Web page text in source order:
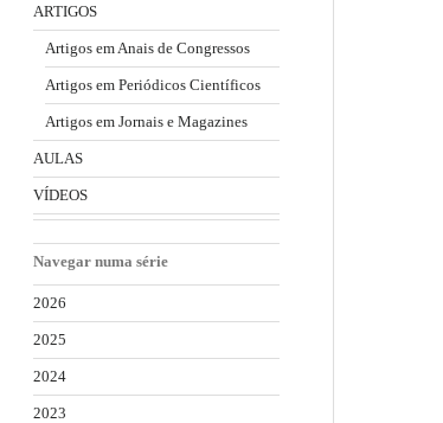
ARTIGOS
Artigos em Anais de Congressos
Artigos em Periódicos Científicos
Artigos em Jornais e Magazines
AULAS
VÍDEOS
Navegar numa série
2026
2025
2024
2023